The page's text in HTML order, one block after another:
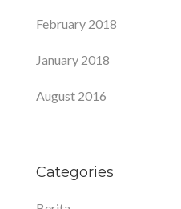
February 2018
January 2018
August 2016
Categories